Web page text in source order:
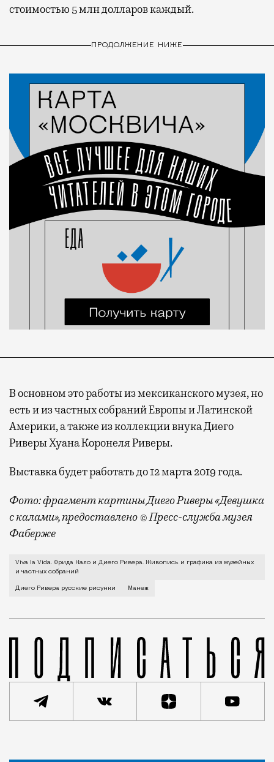
стоимостью 5 млн долларов каждый.
ПРОДОЛЖЕНИЕ НИЖЕ
В основном это работы из мексиканского музея, но
есть и из частных собраний Европы и Латинской
Америки, а также из коллекции внука Диего
Риверы Хуана Коронеля Риверы.
Выставка будет работать до 12 марта 2019 года.
Фото: фрагмент картины Диего Риверы «Девушка
с калами», предоставлено © Пресс-служба музея
Фаберже
Мы скоро увидим это в Манеже. Выставка Риверы и
Viva la Vida. Фрида Кало и Диего Ривера. Живопись и графика из музейных
и частных собраний
Диего Ривера русские рисунки Манеж